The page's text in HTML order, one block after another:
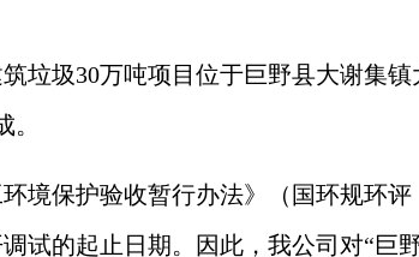
垃圾30万吨项目 位于巨野县大谢集
境保护验收暂行办法》（国环规环
试的起止日期。因此，我公司对“巨